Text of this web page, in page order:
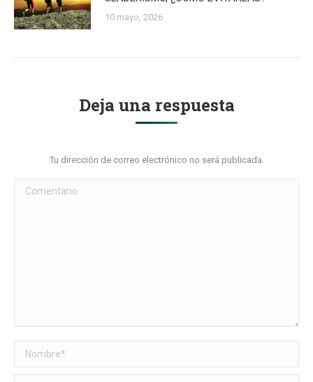
10 mayo, 2026
Deja una respuesta
Tu dirección de correo electrónico no será publicada.
Comentario
Nombre *